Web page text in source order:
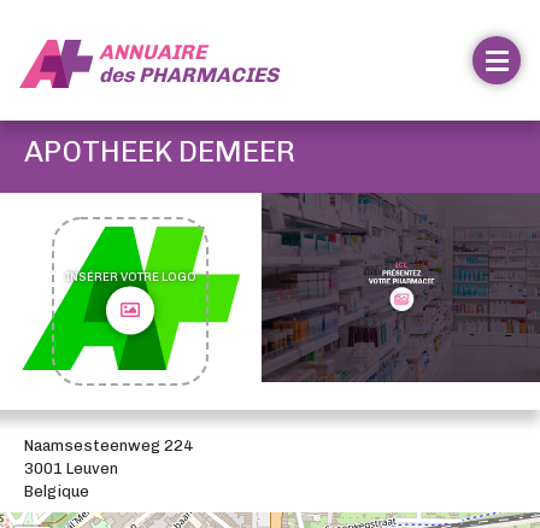
ANNUAIRE
desPHARMACIES
APOTHEEK DEMEER
INSÉRER VOTRE LOGO
Naamsesteenweg 224
3001 Leuven
Belgique